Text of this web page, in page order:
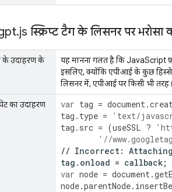
.js स्क्रिप्ट टैग के लिसनर पर भरोसा
के उदाहरण के
यह मानना गलत है कि JavaScript
इसलिए, क्योंकि एपीआई के कुछ हिस्से
लिसनर में, एपीआई पर किसी भी तरह
का उदाहरण var tag = document.
tag . type = 'text/
tag . src = (useSSL ?
'//
// Incorrect: Attaching
tag . onload = callback;
var node = document.
node.parentNode.